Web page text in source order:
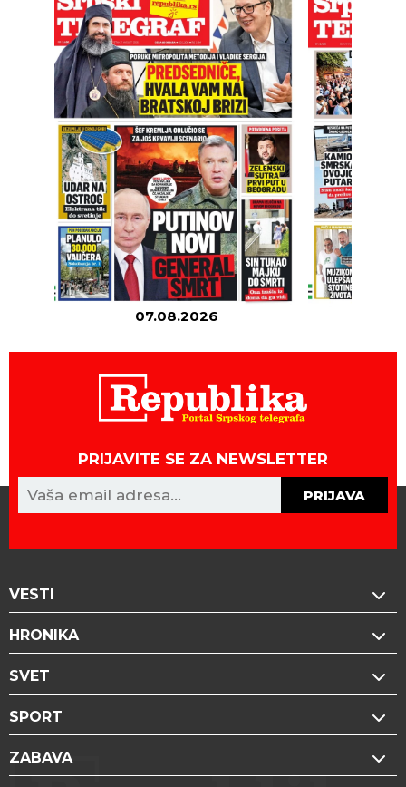
07.08.2026
PRIJAVITE SE ZA NEWSLETTER
PRIJAVA
VESTI
HRONIKA
SVET
SPORT
ZABAVA